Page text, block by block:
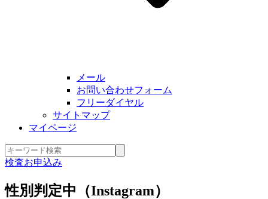
メール
お問い合わせフォーム
フリーダイヤル
サイトマップ
マイページ
検査お申込み
性別判定中（Instagram）